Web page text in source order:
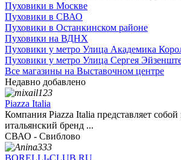
Пуховики в Москве
Пуховики в СВАО
Пуховики в Останкинском районе
Пуховики на ВДНХ
Пуховики у метро Улица Академика
Пуховики у метро Улица Сергея
Все магазины на Выставочном центре
Недавно добавлено
Piazza Italia
Компания Piazza Italia представляет
итальянский бренд ...
СВАО - Свиблово